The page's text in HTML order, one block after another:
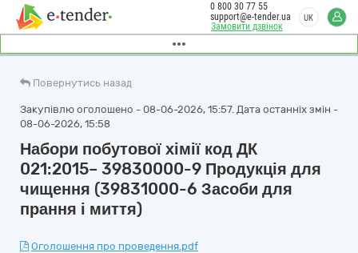
Замовити дзвінок
0 800 30 77 55
support@e-tender.ua
UK
Повернутись назад
Закупівлю оголошено - 08-06-2026, 15:57. Дата останніх змін -
08-06-2026, 15:58
Набори побутової хімії код ДК
021:2015– 39830000-9 Продукція для
чищення (39831000-6 Засоби для
прання і миття)
Оголошення про проведення.pdf